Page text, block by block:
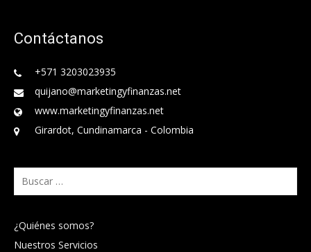
Contáctanos
+571 3203023935
quijano@marketingyfinanzas.net
www.marketingyfinanzas.net
Girardot, Cundinamarca - Colombia
Buscar:
¿Quiénes somos?
Nuestros Servicios